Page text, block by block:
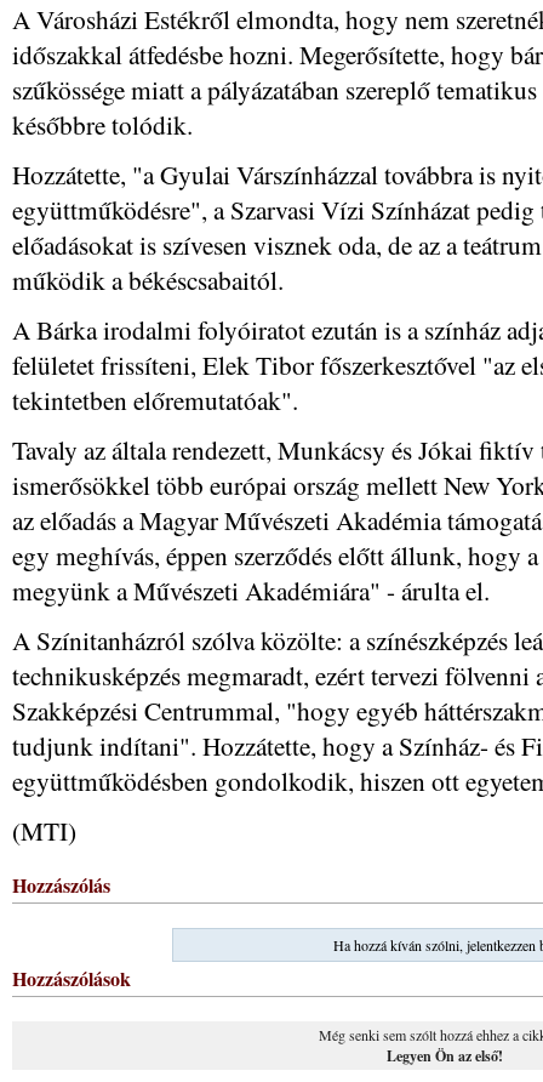
A Városházi Estékről elmondta, hogy nem
időszakkal átfedésbe hozni. Megerősítette, hogy
szűkössége miatt a pályázatában szereplő
későbbre tolódik.
Hozzátette, "a Gyulai Várszínházzal továbbra is
együttműködésre", a Szarvasi Vízi Színházat
előadásokat is szívesen visznek oda, de az a
működik a békéscsabaitól.
A Bárka irodalmi folyóiratot ezután is a színház
felületet frissíteni, Elek Tibor főszerkesztővel "az
tekintetben előremutatóak".
Tavaly az általa rendezett, Munkácsy és Jókai
ismerősökkel több európai ország mellett New
az előadás a Magyar Művészeti Akadémia
egy meghívás, éppen szerződés előtt állunk, hogy
megyünk a Művészeti Akadémiára" - árulta el.
A Színitanházról szólva közölte: a színészképzés
technikusképzés megmaradt, ezért tervezi fölvenni
Szakképzési Centrummal, "hogy egyéb
tudjunk indítani". Hozzátette, hogy a Színház- és
együttműködésben gondolkodik, hiszen ott
(MTI)
Hozzászólás
Ha hozzá kíván szólni, jelentkezzen
Hozzászólások
Még senki sem szólt hozzá ehhez a
Legyen Ön az első!